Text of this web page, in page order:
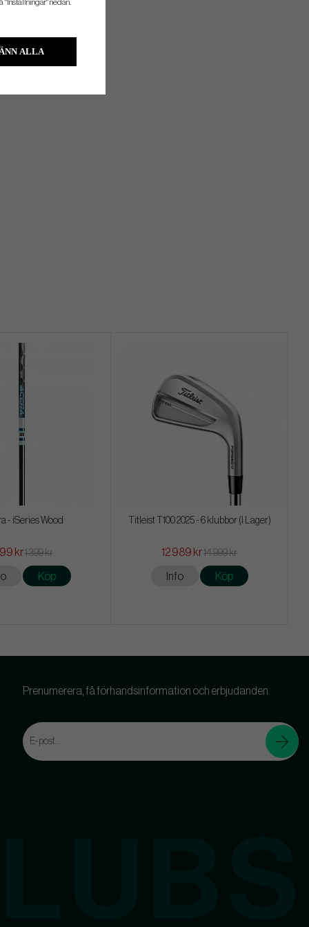
- iSeries Wood
kr1 399 kr
Köp
Titleist T100 2025 - 6 klubbor (I Lager)
12 989 kr14 999 kr
Info Köp
Prenumerera, få förhandsinformation och erbjudanden.
nedan.
ALLA